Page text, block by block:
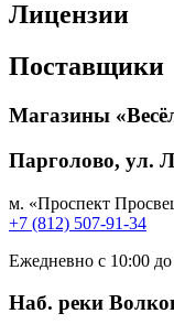
Лицензии
Поставщики
Магазины
Парголово, ул.
м. «Проспект
+7 (812) 507-91-34
Ежедневно с 10:00
Наб. реки